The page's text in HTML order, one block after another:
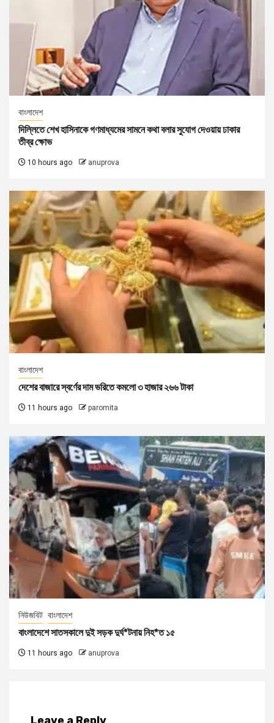
বাংলাদেশ
দিল্লিতে শেখ হাসিনাকে গণমাধ্যমের সামনে কথা বলার সুযোগ দেওয়ায় ঢাকার
তীব্র ক্ষোভ
10 hours ago anuprova
বাংলাদেশ
দেশের বাজারে স্বর্ণের দাম ভরিতে কমলো ৩ হাজার ২৬৬ টাকা
11 hours ago paromita
নিউজবিট বাংলাদেশ
বাংলাদেশে সাতসকালে দুই সড়ক দুর্ঘ*টনায় নিহ*ত ১৫
11 hours ago anuprova